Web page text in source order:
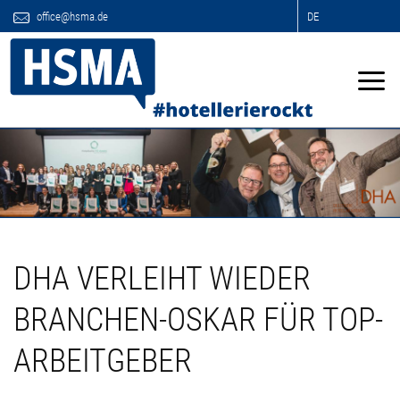
office@hsma.de DE
DHA VERLEIHT WIEDER
BRANCHEN-OSKAR FÜR TOP-
ARBEITGEBER